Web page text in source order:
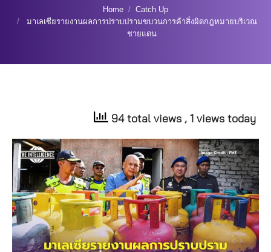
Home
Catch Up
มาเลเซียรายงานผลการปราบปรามขบวนการค้าสิ่งผิดกฎหมายบริเวณ
ชายแดน
94 total views , 1 views today